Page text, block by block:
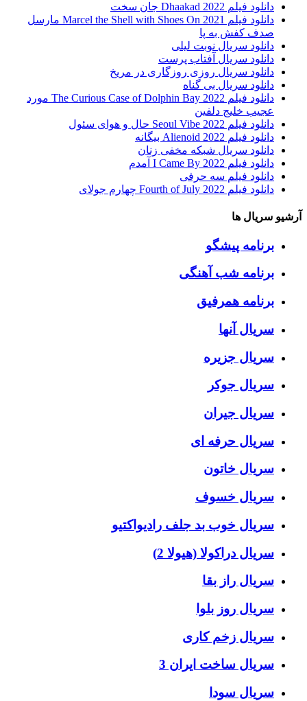
دانلود فیلم Dhaakad 2022 جان سخت
دانلود فیلم Marcel the Shell with Shoes On 2021 مارسل
صدف کفش به پا
دانلود سریال نوبت لیلی
دانلود سریال آفتاب پرست
دانلود سریال روزی روزگاری در مریخ
دانلود سریال بی گناه
دانلود فیلم The Curious Case of Dolphin Bay 2022 مورد
عجیب خلیج دلفین
دانلود فیلم Seoul Vibe 2022 حال و هوای سئول
دانلود فیلم Alienoid 2022 بیگانه
دانلود سریال شبکه مخفی زنان
دانلود فیلم I Came By 2022 آمدم
دانلود فیلم سه حرفی
دانلود فیلم Fourth of July 2022 چهارم جولای
آرشیو سریال ها
برنامه پیشگو
برنامه شب آهنگی
برنامه همرفیق
سریال آنها
سریال جزیره
سریال جوکر
سریال جیران
سریال حرفه ای
سریال خاتون
سریال خسوف
سریال خوب بد جلف رادیواکتیو
سریال دراکولا (هیولا 2)
سریال راز بقا
سریال روز بلوا
سریال زخم کاری
سریال ساخت ایران 3
سریال سودا